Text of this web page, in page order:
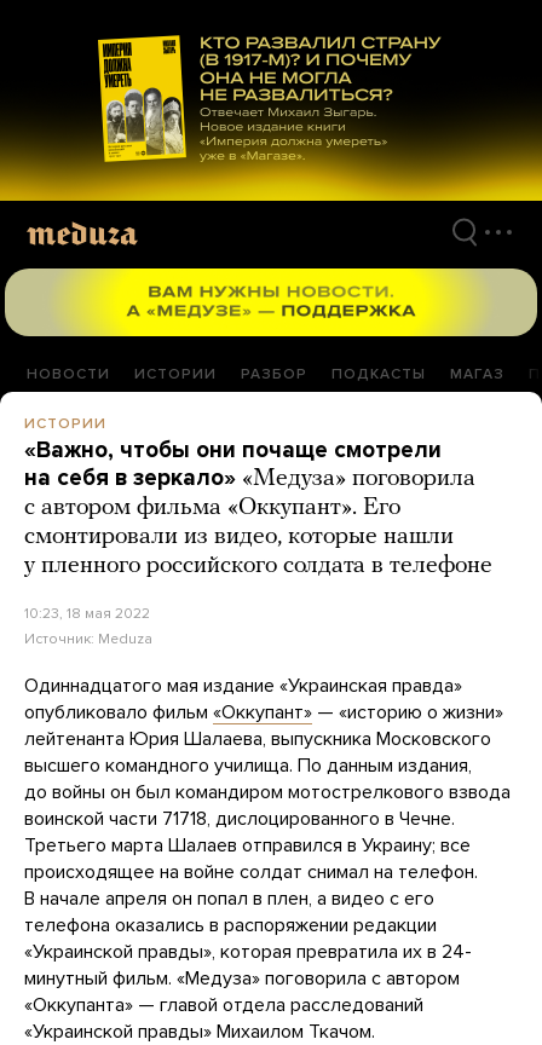
материалам
НОВОСТИ ИСТОРИИ РАЗБОР ПОДКАСТЫ МАГАЗ
ИСТОРИИ
«Важно, чтобы они почаще смотрели
на себя в зеркало» «Медуза» поговорила
с автором фильма «Оккупант». Его
смонтировали из видео, которые нашли
у пленного российского солдата в телефоне
10:23, 18 мая 2022
Источник: Meduza
Одиннадцатого мая издание «Украинская правда»
опубликовало фильм «Оккупант» — «историю о жизни»
лейтенанта Юрия Шалаева, выпускника Московского
высшего командного училища. По данным издания,
до войны он был командиром мотострелкового взвода
воинской части 71718, дислоцированного в Чечне.
Третьего марта Шалаев отправился в Украину; все
происходящее на войне солдат снимал на телефон.
В начале апреля он попал в плен, а видео с его
телефона оказались в распоряжении редакции
«Украинской правды», которая превратила их в 24-
минутный фильм. «Медуза» поговорила с автором
«Оккупанта» — главой отдела расследований
«Украинской правды» Михаилом Ткачом.